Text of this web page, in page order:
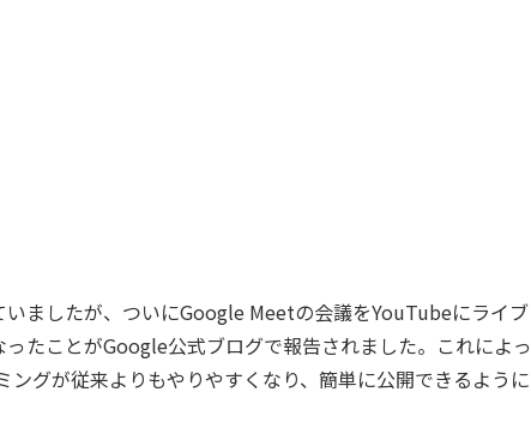
いましたが、ついにGoogle Meetの会議をYouTubeにライブ
たことがGoogle公式ブログで報告されました。これによっ
グが従来よりもやりやすくなり、簡単に公開できるように